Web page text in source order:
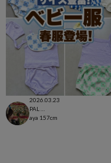
2026.03.23
aya 157cm